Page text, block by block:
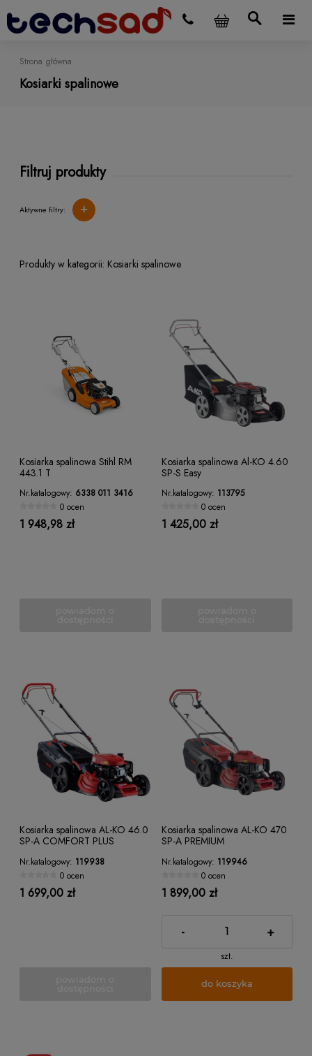
Strona główna
Kosiarki spalinowe
Filtruj produkty
Aktywne filtry: +
Kosiarki spalinowe
Kosiarka spalinowa Stihl RM
443.1 T
Nr.katalogowy: 6338 011 3416
0 ocen
1 948,98 zł
Kosiarka spalinowa Al-KO 4.60
SP-S Easy
Nr.katalogowy: 113795
0 ocen
1 425,00 zł
Kosiarka spalinowa AL-KO 46.0
SP-A COMFORT PLUS
Nr.katalogowy: 119938
0 ocen
1 699,00 zł
Kosiarka spalinowa AL-KO 470
SP-A PREMIUM
Nr.katalogowy: 119946
0 ocen
1 899,00 zł
- +
szt.
do koszyka